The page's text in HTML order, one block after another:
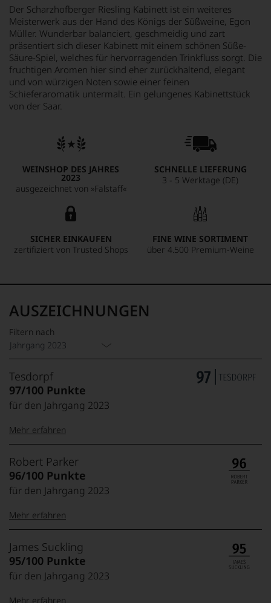
Der Scharzhofberger Riesling Kabinett ist ein weiteres
Meisterwerk aus der Hand des Königs der Süßweine, Egon
Müller. Wunderbar balanciert, geschmeidig und zart
präsentiert sich dieser Kabinett mit einem schönen Süße-
Säure-Spiel, welches für hervorragenden Trinkfluss sorgt. Die
fruchtigen Aromen hier sind eher zurückhaltend, elegant
und von würzigen Noten sowie einer feinen
Schieferaromatik untermalt. Ein gelungenes Kabinettstück
von der Saar.
WEINSHOP DES JAHRES
2023
ausgezeichnet von »Falstaff«
SCHNELLE LIEFERUNG
3 - 5 Werktage (DE)
SICHER EINKAUFEN
zertifiziert von Trusted Shops
FINE WINE SORTIMENT
über 4.500 Premium-Weine
AUSZEICHNUNGEN
Filtern nach
Jahrgang 2023
Tesdorpf
97/100 Punkte
für den Jahrgang 2023
99–100 Punkte:
95–98 Punkte:
85–89 Punkte:
Tesdorpf
Der
Name
Tesdorpf
für
»Fine
Wine«,
für
die
edlen
der
Mehr erfahren
Robert Parker
96/100 Punkte
für den Jahrgang 2023
100-96 Punkte:
Robert
Parker
Ganz
ohne
Mehr erfahren
James Suckling
95/100 Punkte
für den Jahrgang 2023
Mehr erfahren